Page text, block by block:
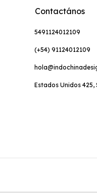
Contactános
5491124012109
(+54) 91124012109
Estados Unidos 425,